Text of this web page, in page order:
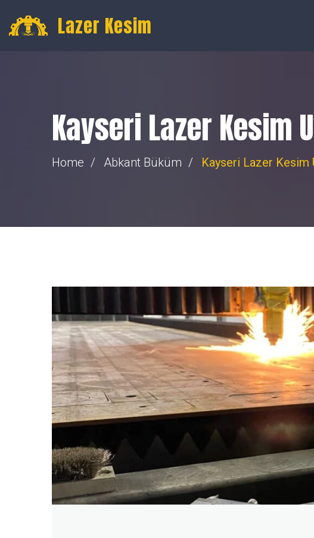
Lazer Kesim
Kayseri Lazer Kesim
Home Abkant Büküm Kayseri Lazer Kesim